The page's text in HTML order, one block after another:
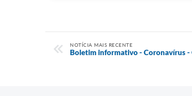
NOTÍCIA MAIS RECENTE
Boletim informativo - Coronavírus